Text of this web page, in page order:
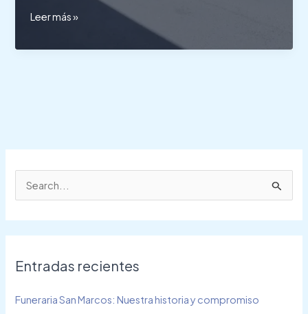
¿Cómo
el
ser
querido?
Leer más »
a
p
Entradas recientes
Funeraria San Marcos: Nuestra historia y compromiso